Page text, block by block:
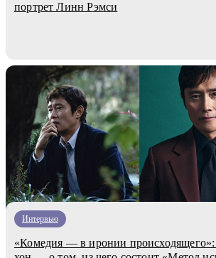
портрет Линн Рэмси
Интервью
«Комедия — в иронии